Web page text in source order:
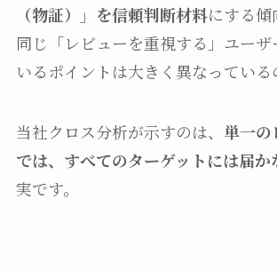
（物証）」を信頼判断材料にする
同じ「レビューを重視する」ユーザ
いるポイントは大きく異なっている
当社クロス分析が示すのは、 単一の
では、すべてのターゲットには届か
実です。